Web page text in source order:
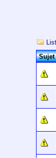
Sujet